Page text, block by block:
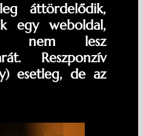
áttördelődik,
egy weboldal,
nem lesz
Reszponzív
esetleg, de az